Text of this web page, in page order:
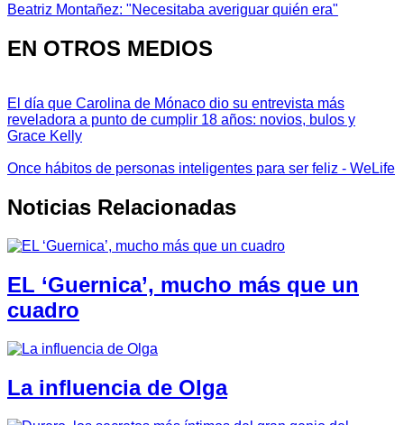
Beatriz Montañez: "Necesitaba averiguar quién era"
EN OTROS MEDIOS
El día que Carolina de Mónaco dio su entrevista más
reveladora a punto de cumplir 18 años: novios, bulos y
Grace Kelly
Once hábitos de personas inteligentes para ser feliz - WeLife
Noticias Relacionadas
EL ‘Guernica’, mucho más que un
cuadro
La influencia de Olga